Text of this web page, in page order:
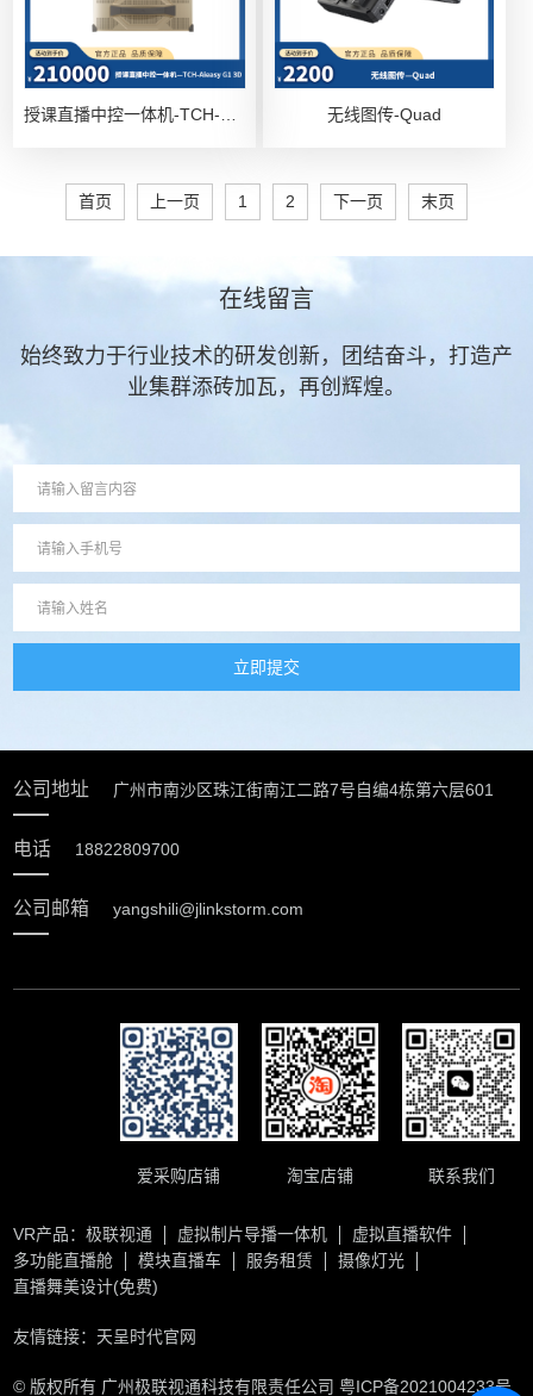
无线图传-Quad
首页 上一页 1 2 下一页 末页
在线留言
始终致力于行业技术的研发创新，团结奋斗，打造产
业集群添砖加瓦，再创辉煌。
立即提交
公司地址 广州市南沙区珠江街南江二路7号自编4栋第六层601
电话 18822809700
公司邮箱 yangshili@jlinkstorm.com
VR产品：极联视通 虚拟制片导播一体机
虚拟直播软件
多功能直播舱
模块直播车 服务租赁
摄像灯光
直播舞美设计(免费)
友情链接： 天呈时代官网
© 版权所有 广州极联视通科技有限责任公司粤ICP备2021004233号
爱采购店铺 淘宝店铺 联系我们